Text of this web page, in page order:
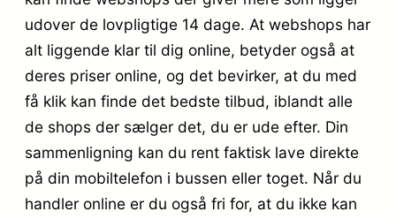
udover de lovpligtige 14 dage. At webshops har
alt liggende klar til dig online, betyder også at
deres priser online, og det bevirker, at du med
få klik kan finde det bedste tilbud, iblandt alle
de shops der sælger det, du er ude efter. Din
sammenligning kan du rent faktisk lave direkte
på din mobiltelefon i bussen eller toget. Når du
handler online er du også fri for, at du ikke kan